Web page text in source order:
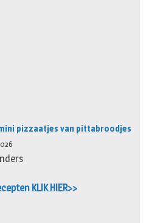
pizzaatjes van pittabroodjes
KLIK HIER>>